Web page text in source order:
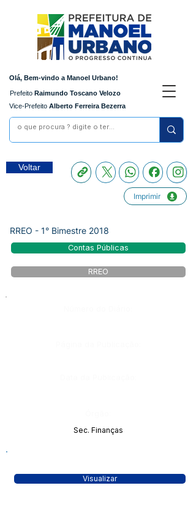
Olá, Bem-vindo a Manoel Urbano!
Prefeito Raimundo Toscano Velozo
Vice-Prefeito Alberto Ferreira Bezerra
Voltar
Imprimir
RREO - 1° Bimestre 2018
Contas Públicas
RREO
Sec. Finanças
Visualizar